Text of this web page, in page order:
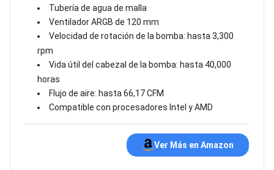
Tubería de agua de malla
Ventilador ARGB de 120 mm
Velocidad de rotación de la bomba: hasta 3,300
rpm
Vida útil del cabezal de la bomba: hasta 40,000
horas
Flujo de aire: hasta 66,17 CFM
Compatible con procesadores Intel y AMD
Ver Más en Amazon